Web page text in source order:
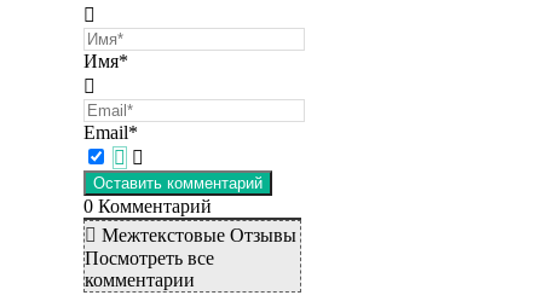
Имя*
Email*
0 Комментарий
Межтекстовые Отзывы
Посмотреть все
комментарии